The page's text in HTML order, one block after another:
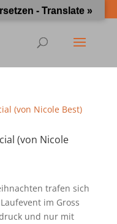
info@moewathlon.de
(von Nicole
trafen sich
im Gross
und nur mit
- Translate »